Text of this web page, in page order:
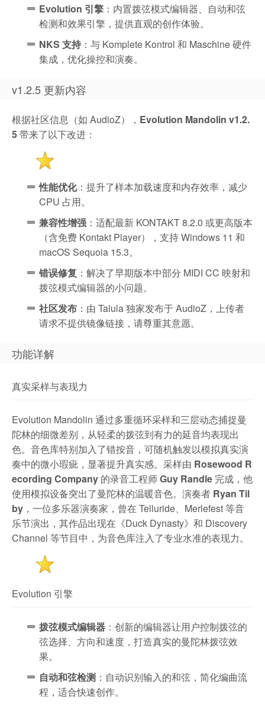
Evolution 引擎 ：内置拨弦模式编辑器、自动和弦
检测和效果引擎，提供直观的创作体验。
NKS 支持 ：与 Komplete Kontrol 和 Maschine 硬件
集成，优化操控和演奏。
v1.2.5 更新内容
根据社区信息（如 AudioZ）， Evolution Mandolin v1.2.
5带来了以下改进：
性能优化：提升了样本加载速度和内存效率，减少
CPU 占用。
兼容性增强 ：适配最新 KONTAKT 8.2.0 或更高版本
（含免费 Kontakt Player），支持 Windows 11 和
macOS Sequoia 15.3。
错误修复 ：解决了早期版本中部分 MIDI CC 映射和
拨弦模式编辑器的小问题。
社区发布 ：由 Talula 独家发布于 AudioZ，上传者
请求不提供镜像链接，请尊重其意愿。
功能详解
真实采样与表现力
Evolution Mandolin 通过多重循环采样和三层动态捕捉曼
陀林的细微差别，从轻柔的拨弦到有力的延音均表现出
色。音色库特别加入了错按音，可随机触发以模拟真实演
奏中的微小瑕疵，显著提升真实感。采样由 Rosewood R
ecording Company 的录音工程师Guy Randle 完成，他
使用模拟设备突出了曼陀林的温暖音色。演奏者 Ryan Til
by ，一位多乐器演奏家，曾在 Telluride、Merlefest 等音
乐节演出，其作品出现在《Duck Dynasty》和 Discovery
Channel 等节目中，为音色库注入了专业水准的表现力。
Evolution 引擎
拨弦模式编辑器 ：创新的编辑器让用户控制拨弦的
弦选择、方向和速度，打造真实的曼陀林拨弦效
果。
自动和弦检测 ：自动识别输入的和弦，简化编曲流
程，适合快速创作。